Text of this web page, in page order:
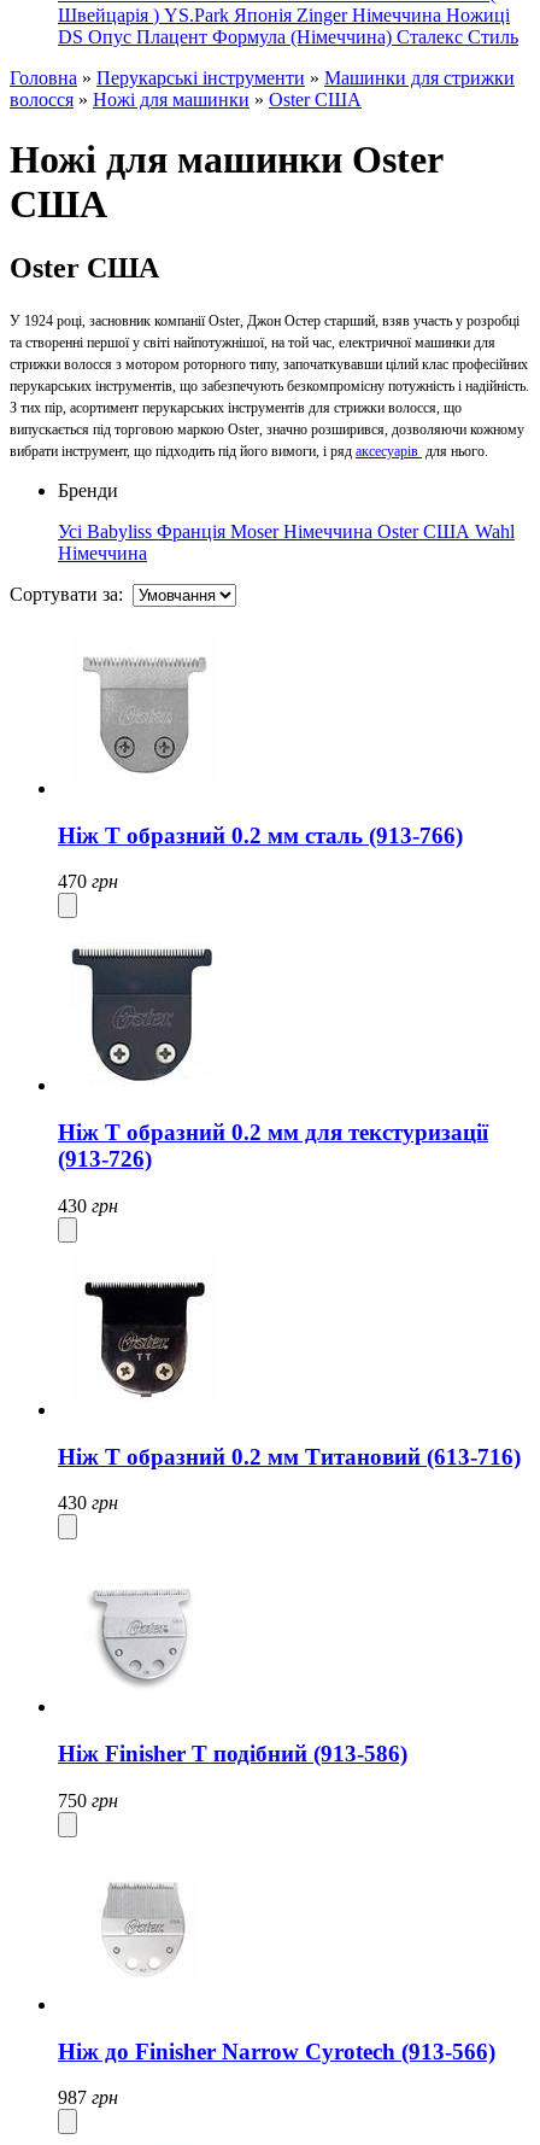
Швейцарія ) YS.Park Японія Zinger Німеччина Ножиці
DS Опус Плацент Формула (Німеччина) Сталекс Стиль
Головна » Перукарські інструменти » Машинки для стрижки
волосся » Ножі для машинки » Oster США
Ножі для машинки Oster
США
Oster США
У 1924 році, засновник компанії Oster, Джон Остер старший, взяв участь у розробці
та створенні першої у світі найпотужнішої, на той час, електричної машинки для
стрижки волосся з мотором роторного типу, започаткувавши цілий клас професійних
перукарських інструментів, що забезпечують безкомпромісну потужність і надійність.
З тих пір, асортимент перукарських інструментів для стрижки волосся, що
випускається під торговою маркою Oster, значно розширився, дозволяючи кожному
вибрати інструмент, що підходить під його вимоги, і ряд аксесуарів для нього.
Бренди
Усі Babyliss Франція Moser Німеччина Oster США Wahl
Німеччина
Сортувати за:
Ніж Т образний 0.2 мм сталь (913-766)
470 грн
Ніж Т образний 0.2 мм для текстуризації
(913-726)
430 грн
Ніж Т образний 0.2 мм Титановий (613-716)
430 грн
Ніж Finisher T подібний (913-586)
750 грн
Ніж до Finisher Narrow Cyrotech (913-566)
987 грн